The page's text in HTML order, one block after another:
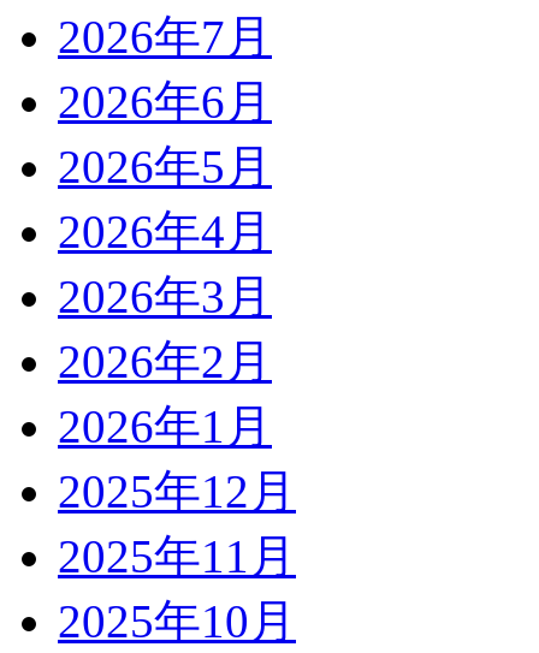
2026年7月
2026年6月
2026年5月
2026年4月
2026年3月
2026年2月
2026年1月
2025年12月
2025年11月
2025年10月